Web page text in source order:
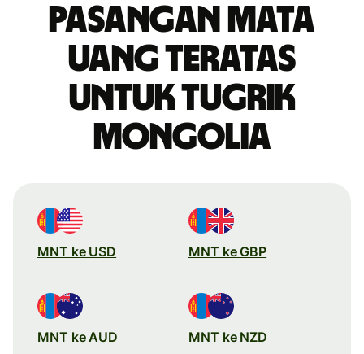
Pasangan mata
uang teratas
untuk tugrik
Mongolia
MNT ke USD MNT ke GBP
MNT ke AUD MNT ke NZD